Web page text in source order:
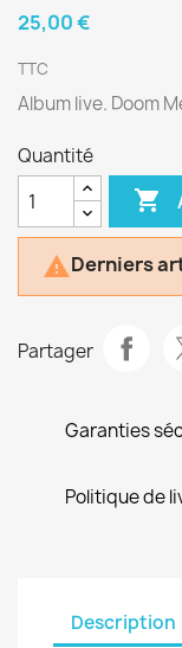
25,00 €
TTC
Album live. Doom
Quantité

Derniers
Partager
Garanties
Politique de
Description